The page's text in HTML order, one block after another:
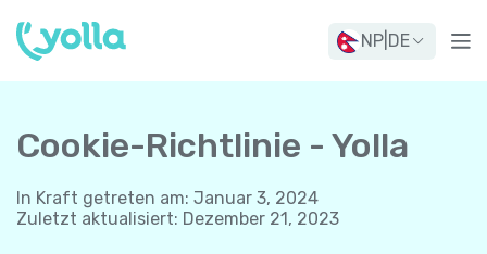
NP DE
Cookie-Richtlinie - Yolla
In Kraft getreten am: Januar 3, 2024
Zuletzt aktualisiert: Dezember 21, 2023